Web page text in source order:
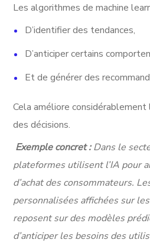
Les algorithmes de machine
D’identifier des tendances,
D’anticiper certains
Et de générer des
Cela améliore
des décisions.
Exemple concret :Dans le
plateformes utilisent l’IA pour
d’achat des consommateurs.
personnalisées affichées sur
reposent sur des modèles
d’anticiper les besoins des